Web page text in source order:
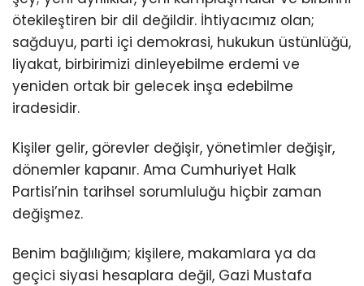
ötekileştiren bir dil değildir. İhtiyacımız olan;
sağduyu, parti içi demokrasi, hukukun üstünlüğü,
liyakat, birbirimizi dinleyebilme erdemi ve
yeniden ortak bir gelecek inşa edebilme
iradesidir.
Kişiler gelir, görevler değişir, yönetimler değişir,
dönemler kapanır. Ama Cumhuriyet Halk
Partisi’nin tarihsel sorumluluğu hiçbir zaman
değişmez.
Benim bağlılığım; kişilere, makamlara ya da
geçici siyasi hesaplara değil, Gazi Mustafa